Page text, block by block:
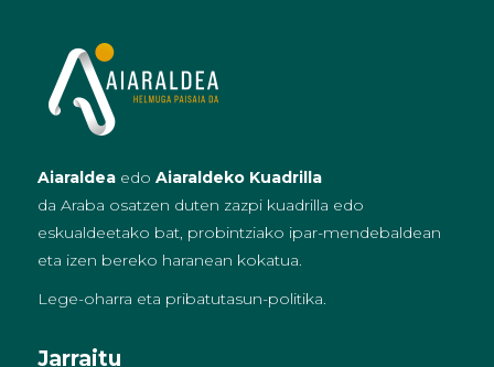
Aiaraldeaedo Aiaraldeko Kuadrilla
da Araba osatzen duten zazpi kuadrilla edo
eskualdeetako bat, probintziako ipar-mendebaldean
eta izen bereko haranean kokatua.
Lege-oharra eta pribatutasun-politika.
Jarraitu